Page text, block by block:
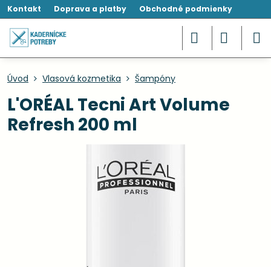
Kontakt Doprava a platby Obchodné podmienky
Úvod Vlasová kozmetika Šampóny
L'ORÉAL Tecni Art Volume
Refresh 200 ml